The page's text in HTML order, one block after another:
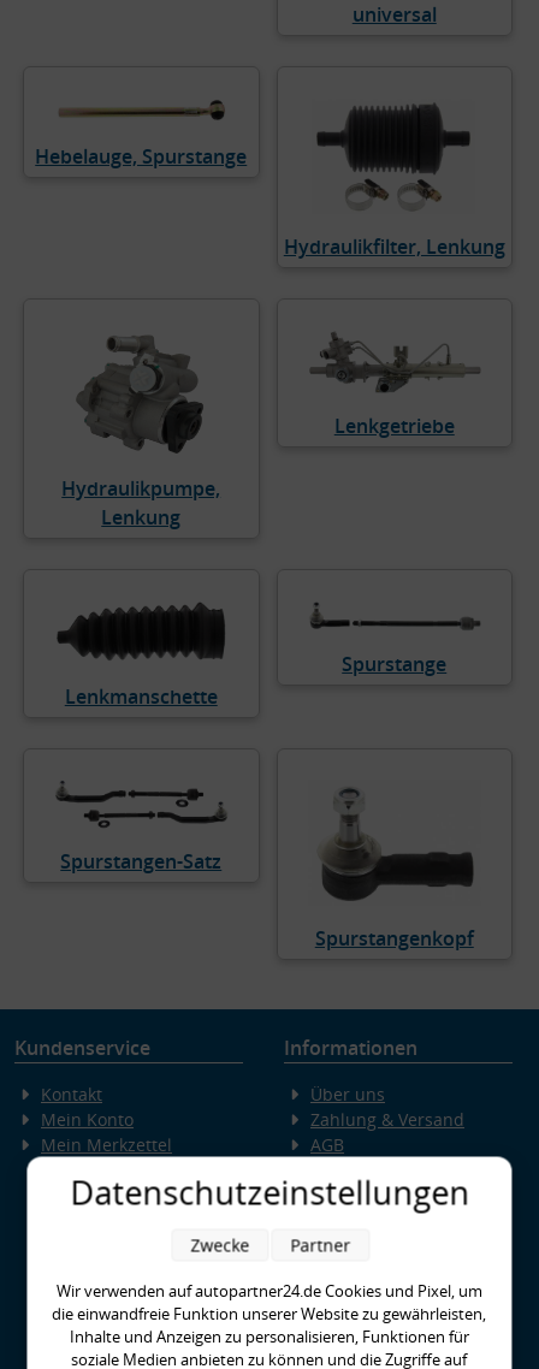
universal
Hebelauge, Spurstange
Hydraulikfilter, Lenkung
Hydraulikpumpe,
Lenkung
Lenkgetriebe
Lenkmanschette
Spurstange
Spurstangen-Satz
Spurstangenkopf
Kundenservice
Kontakt
Mein Konto
Mein Merkzettel
VERTRAG
WIDERRUFEN
Informationen
Über uns
Zahlung & Versand
AGB
Widerruf
Erklärung zur
Bildnachweis
Unsere Partner
Häufig gestellte Fragen
Datenschutzeinstellungen
Wir verwenden auf autopartner24.de Cookies und Pixel, um
die einwandfreie Funktion unserer Website zu gewährleisten,
Inhalte und Anzeigen zu personalisieren, Funktionen für
soziale Medien anbieten zu können und die Zugriffe auf
Zwecke Partner